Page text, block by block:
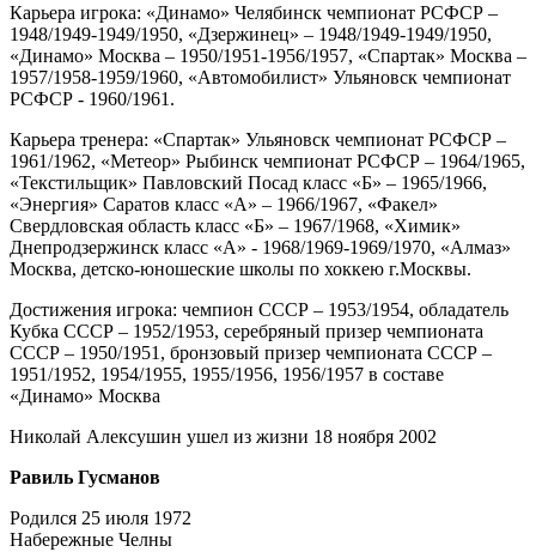
Карьера игрока: «Динамо» Челябинск чемпионат РСФСР –
1948/1949-1949/1950, «Дзержинец» – 1948/1949-1949/1950,
«Динамо» Москва – 1950/1951-1956/1957, «Спартак» Москва –
1957/1958-1959/1960, «Автомобилист» Ульяновск чемпионат
РСФСР - 1960/1961.
Карьера тренера: «Спартак» Ульяновск чемпионат РСФСР –
1961/1962, «Метеор» Рыбинск чемпионат РСФСР – 1964/1965,
«Текстильщик» Павловский Посад класс «Б» – 1965/1966,
«Энергия» Саратов класс «А» – 1966/1967, «Факел»
Свердловская область класс «Б» – 1967/1968, «Химик»
Днепродзержинск класс «А» - 1968/1969-1969/1970, «Алмаз»
Москва, детско-юношеские школы по хоккею г.Москвы.
Достижения игрока: чемпион СССР – 1953/1954, обладатель
Кубка СССР – 1952/1953, серебряный призер чемпионата
СССР – 1950/1951, бронзовый призер чемпионата СССР –
1951/1952, 1954/1955, 1955/1956, 1956/1957 в составе
«Динамо» Москва
Николай Алексушин ушел из жизни 18 ноября 2002
Равиль Гусманов
Родился 25 июля 1972
Набережные Челны